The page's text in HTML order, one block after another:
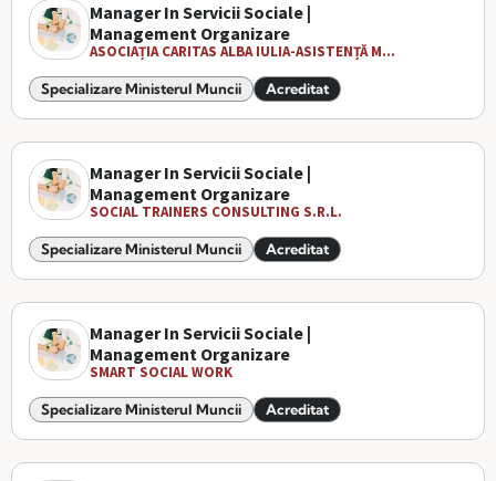
Manager In Servicii Sociale |
Management Organizare
ASOCIAȚIA CARITAS ALBA IULIA-ASISTENȚĂ M...
Specializare Ministerul Muncii Acreditat
Manager In Servicii Sociale |
Management Organizare
SOCIAL TRAINERS CONSULTING S.R.L.
Specializare Ministerul Muncii Acreditat
Manager In Servicii Sociale |
Management Organizare
SMART SOCIAL WORK
Specializare Ministerul Muncii Acreditat